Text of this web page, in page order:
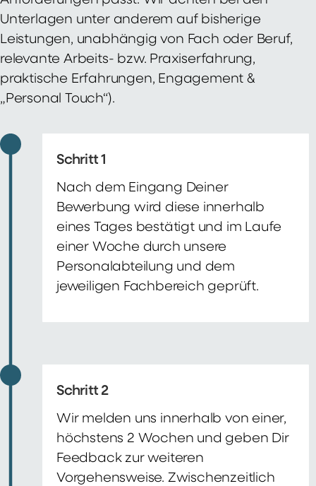
Unterlagen unter anderem auf bisherige
Leistungen, unabhängig von Fach oder Beruf,
relevante Arbeits- bzw. Praxiserfahrung,
praktische Erfahrungen, Engagement &
„Personal Touch“).
Schritt 1
Nach dem Eingang Deiner
Bewerbung wird diese innerhalb
eines Tages bestätigt und im Laufe
einer Woche durch unsere
Personalabteilung und dem
jeweiligen Fachbereich geprüft.
Schritt 2
Wir melden uns innerhalb von einer,
höchstens 2 Wochen und geben Dir
Feedback zur weiteren
Vorgehensweise. Zwischenzeitlich